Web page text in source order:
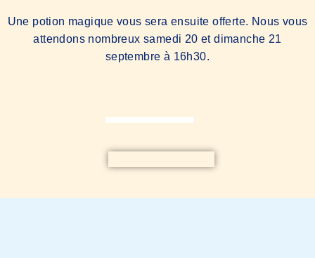
Une potion magique vous sera ensuite offerte. Nous vous
attendons nombreux samedi 20 et dimanche 21
septembre à 16h30.